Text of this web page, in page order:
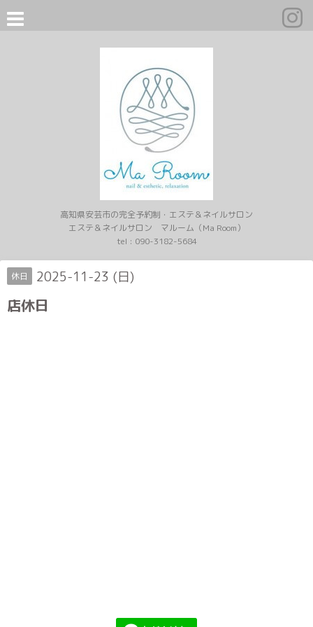
高知県安芸市の完全予約制・エステ＆ネイルサロン
エステ＆ネイルサロン マルーム（Ma Room）
tel : 090-3182-5684
休日 2025-11-23 (日)
店休日